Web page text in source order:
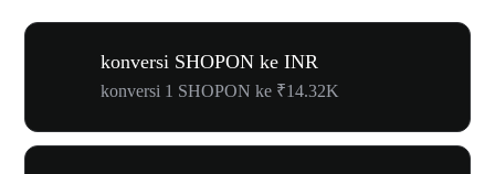
konversi SHOPON ke INR
konversi 1 SHOPON ke ₹14.32K